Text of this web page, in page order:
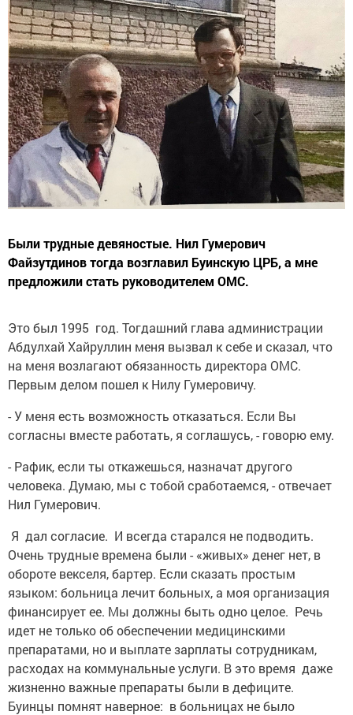
Были трудные девяностые. Нил Гумерович
Файзутдинов тогда возглавил Буинскую ЦРБ, а мне
предложили стать руководителем ОМС.
Это был 1995 год. Тогдашний глава администрации
Абдулхай Хайруллин меня вызвал к себе и сказал, что
на меня возлагают обязанность директора ОМС.
Первым делом пошел к Нилу Гумеровичу.
- У меня есть возможность отказаться. Если Вы
согласны вместе работать, я соглашусь, - говорю ему.
- Рафик, если ты откажешься, назначат другого
человека. Думаю, мы с тобой сработаемся, - отвечает
Нил Гумерович.
Я дал согласие. И всегда старался не подводить.
Очень трудные времена были - «живых» денег нет, в
обороте векселя, бартер. Если сказать простым
языком: больница лечит больных, а моя организация
финансирует ее. Мы должны быть одно целое. Речь
идет не только об обеспечении медицинскими
препаратами, но и выплате зарплаты сотрудникам,
расходах на коммунальные услуги. В это время даже
жизненно важные препараты были в дефиците.
Буинцы помнят наверное: в больницах не было